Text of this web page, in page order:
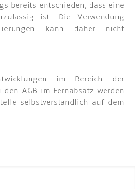
bereits entschieden, dass eine
ist. Die Verwendung
kann daher nicht
im Bereich der
den AGB im Fernabsatz werden
selbstverständlich auf dem